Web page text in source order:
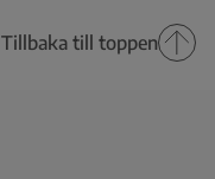
Tillbaka till toppen